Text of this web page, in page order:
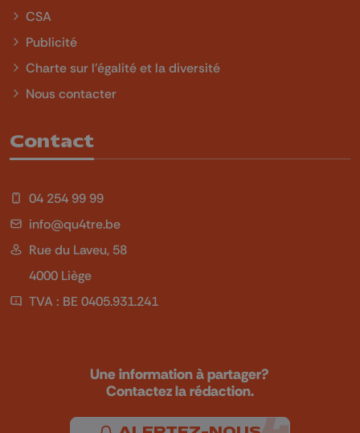
CSA
Publicité
Charte sur l'égalité et la diversité
Nous contacter
Contact
04 254 99 99
info@qu4tre.be
Rue du Laveu, 58
4000 Liège
TVA : BE 0405.931.241
Une information à partager?
Contactez la rédaction.